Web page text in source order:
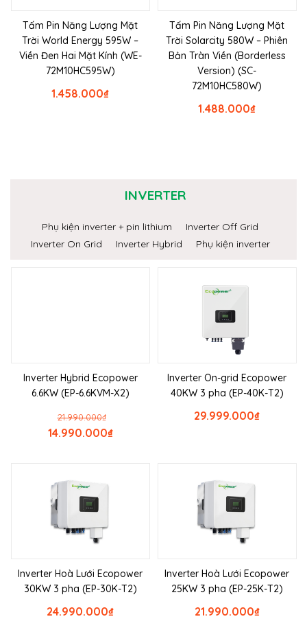
Tấm Pin Năng Lượng Mặt
Trời World Energy 595W –
Viền Đen Hai Mặt Kính (WE-
72M10HC595W)
₫
1.458.000
Tấm Pin Năng Lượng Mặt
Trời Solarcity 580W – Phiên
Bản Tràn Viền (Borderless
Version) (SC-
72M10HC580W)
₫
1.488.000
INVERTER
Phụ kiện inverter + pin lithium
Inverter Off Grid
Inverter On Grid
Inverter Hybrid Phụ kiện inverter
Inverter Hybrid Ecopower
6.6KW (EP-6.6KVM-X2)
₫
21.990.000
₫
14.990.000
Inverter On-grid Ecopower
40KW 3 pha (EP-40K-T2)
₫
29.999.000
Inverter Hoà Lưới Ecopower
30KW 3 pha (EP-30K-T2)
₫
24.990.000
Inverter Hoà Lưới Ecopower
25KW 3 pha (EP-25K-T2)
₫
21.990.000